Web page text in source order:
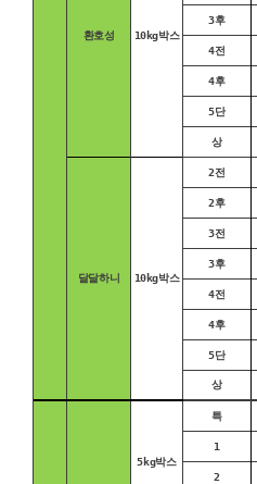
환호성 10kg박스
3후
4전
4후
5단
상
달달하니 10kg박스
2전
2후
3전
3후
4전
4후
5단
상
5kg박스
특
1
2